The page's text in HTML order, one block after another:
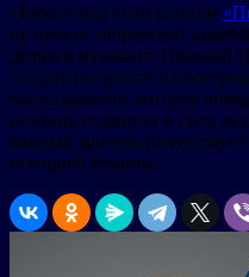
«Работа над этим клипом
не просто творческой
делится музыкант
создать не просто
высказывание, которое
великих подвигах и силе
каждый зритель
историей Родины».